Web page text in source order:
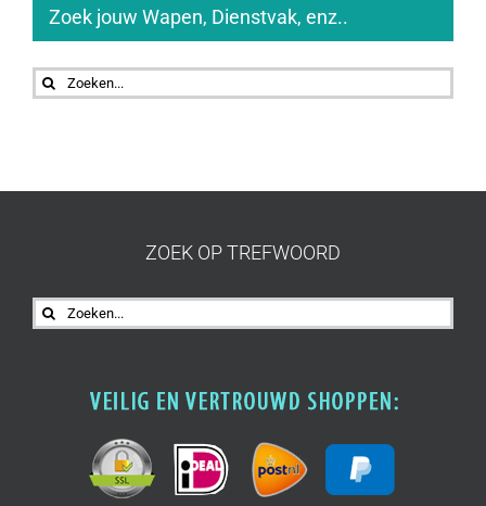
Zoek jouw Wapen, Dienstvak, enz..
Zoeken
naar:
ZOEK OP TREFWOORD
Zoeken
naar: